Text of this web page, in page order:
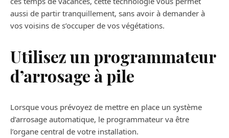
aussi de partir tranquillement, sans avoir à demander à
vos voisins de s’occuper de vos végétations.
Utilisez un programmateur
d’arrosage à pile
Lorsque vous prévoyez de mettre en place un système
d’arrosage automatique, le programmateur va être
l’organe central de votre installation.